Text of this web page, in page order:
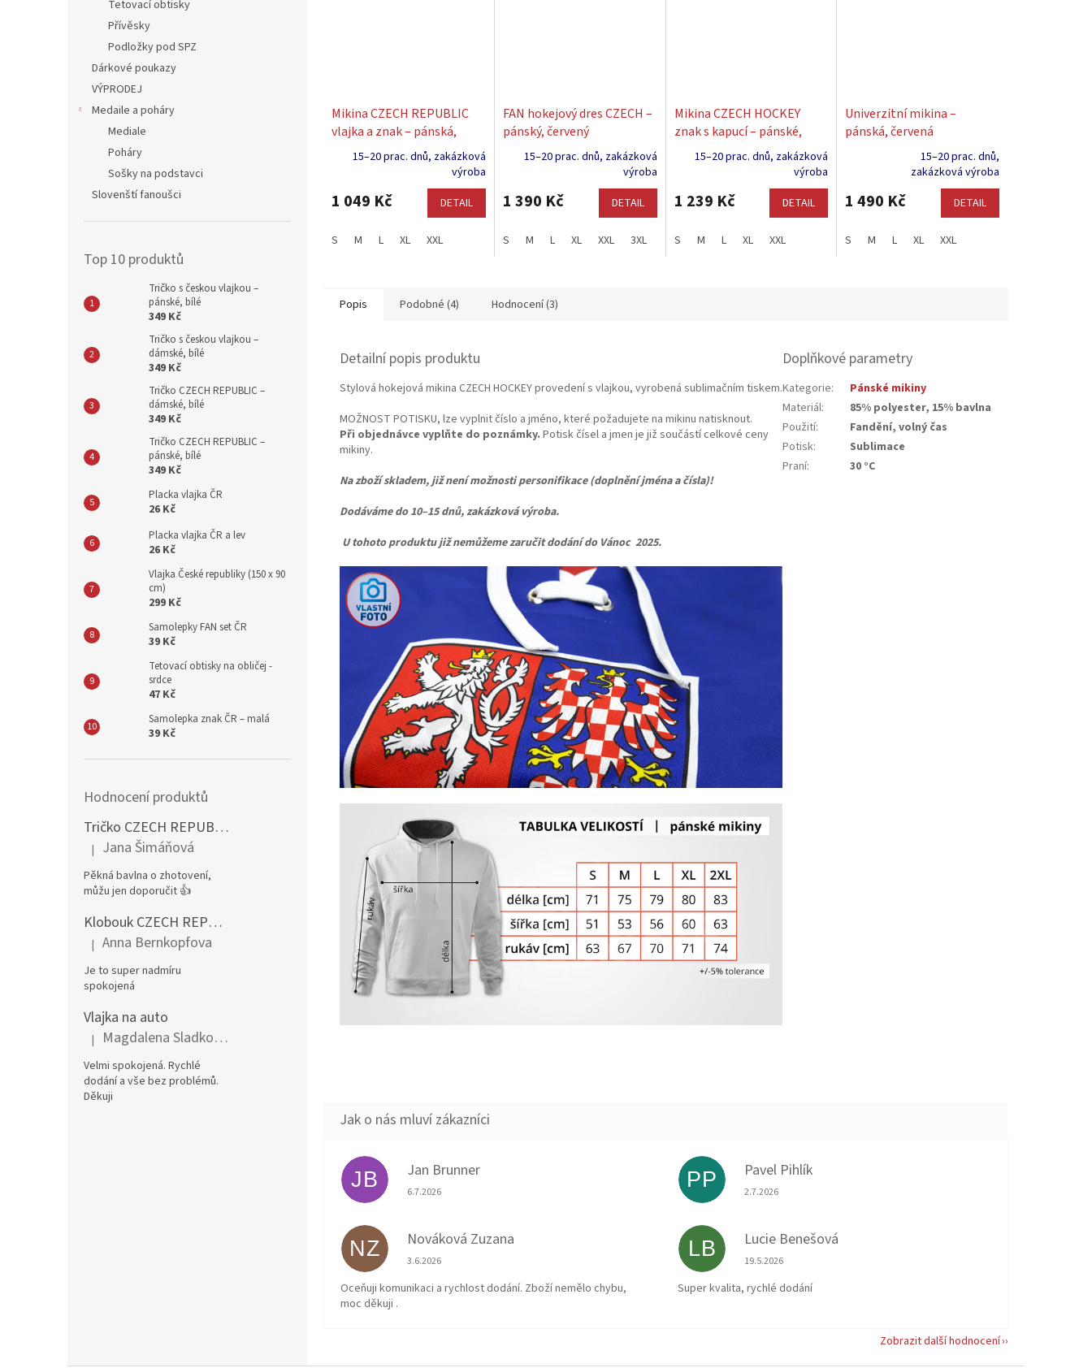
Tetovací obtisky
Přívěsky
Podložky pod SPZ
Dárkové poukazy
VÝPRODEJ
Medaile a poháry
Mediale
Poháry
Sošky na podstavci
Slovenští fanoušci
Top 10 produktů
Tričko s českou vlajkou –
pánské, bílé
349 Kč
Tričko s českou vlajkou –
dámské, bílé
349 Kč
Tričko CZECH REPUBLIC –
dámské, bílé
349 Kč
Tričko CZECH REPUBLIC –
pánské, bílé
349 Kč
Placka vlajka ČR
26 Kč
Placka vlajka ČR a lev
26 Kč
Vlajka České republiky (150 x 90
cm)
299 Kč
Samolepky FAN set ČR
39 Kč
Tetovací obtisky na obličej -
srdce
47 Kč
Samolepka znak ČR – malá
39 Kč
Hodnocení produktů
Tričko CZECH REPUBLIC – pánské, červené
Hodnocení produktu je 5 z 5 hvězdiček.
| Jana Šimáňová
Pěkná bavlna o zhotovení,
můžu jen doporučit 👍
Klobouk CZECH REPUBLIC rohy CZ
Hodnocení produktu je 5 z 5 hvězdiček.
| Anna Bernkopfova
Je to super nadmíru
spokojená
Vlajka na auto
Hodnocení produktu je 5 z 5 hvězdiček.
| Magdalena Sladkovská
Velmi spokojená. Rychlé
dodání a vše bez problémů.
Děkuji
Mikina CZECH REPUBLIC
vlajka a znak – pánská,
červená
15–20 prac. dnů, zakázková
výroba
1 049 Kč DETAIL
S M L XL XXL
FAN hokejový dres CZECH –
pánský, červený
15–20 prac. dnů, zakázková
výroba
1 390 Kč DETAIL
S M L XL XXL 3XL
Mikina CZECH HOCKEY
znak s kapucí – pánské,
červené
15–20 prac. dnů, zakázková
výroba
1 239 Kč DETAIL
S M L XL XXL
Univerzitní mikina –
pánská, červená
produktu
z
15–20 prac. dnů,
zakázková výroba
1 490 Kč DETAIL
S M L XL XXL
Popis Podobné (4) Hodnocení (3)
Detailní popis produktu
Stylová hokejová mikina CZECH HOCKEY provedení s vlajkou, vyrobená sublimačním tiskem.
MOŽNOST POTISKU, lze vyplnit číslo a jméno, které požadujete na mikinu natisknout.
Při objednávce vyplňte do poznámky. Potisk čísel a jmen je již součástí celkové ceny
mikiny.
Na zboží skladem, již není možnosti personifikace (doplnění jména a čísla)!
Dodáváme do 10–15 dnů, zakázková výroba.
U tohoto produktu již nemůžeme zaručit dodání do Vánoc 2025.
Doplňkové parametry
Kategorie:
Pánské mikiny
Materiál:
85% polyester, 15% bavlna
Použití:
Fandění, volný čas
Potisk:
Sublimace
Praní: 30 °C
JB Jan Brunner
Hodnocení obchodu je 5 z 5 hvězdiček.
6.7.2026
PP Pavel Pihlík
Hodnocení obchodu je 5 z 5 hvězdiček.
2.7.2026
NZ Nováková Zuzana
Hodnocení obchodu je 5 z 5 hvězdiček.
3.6.2026
Oceňuji komunikaci a rychlost dodání. Zboží nemělo chybu,
moc děkuji .
LB Lucie Benešová
Hodnocení obchodu je 5 z 5 hvězdiček.
19.5.2026
Super kvalita, rychlé dodání
Zobrazit další hodnocení